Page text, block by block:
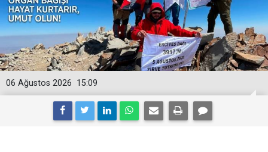
15:09
06 Ağustos 2026